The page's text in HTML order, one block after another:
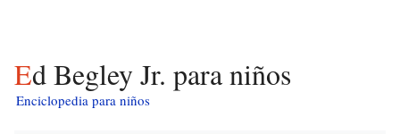
Ed Begley Jr. para niños
Enciclopedia para niños